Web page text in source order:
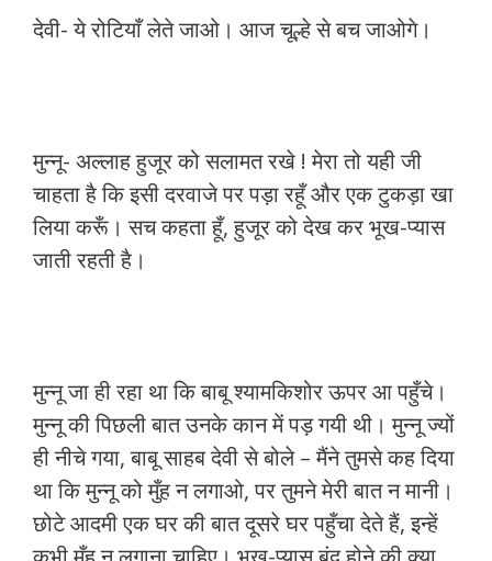
देवी- ये रोटियाँ लेते जाओ। आज चूल्हे से बच जाओगे।
मुन्नू- अल्लाह हुजूर को सलामत रखे ! मेरा तो यही जी
चाहता है कि इसी दरवाजे पर पड़ा रहूँ और एक टुकड़ा खा
लिया करूँ। सच कहता हूँ, हुजूर को देख कर भूख-प्यास
जाती रहती है।
मुन्नू जा ही रहा था कि बाबू श्यामकिशोर ऊपर आ पहुँचे।
मुन्नू की पिछली बात उनके कान में पड़ गयी थी। मुन्नू ज्यों
ही नीचे गया, बाबू साहब देवी से बोले – मैंने तुमसे कह दिया
था कि मुन्नू को मुँह न लगाओ, पर तुमने मेरी बात न मानी।
छोटे आदमी एक घर की बात दूसरे घर पहुँचा देते हैं, इन्हें